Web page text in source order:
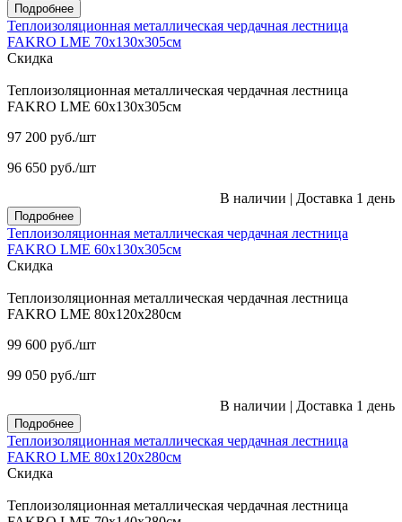
Подробнее
Теплоизоляционная металлическая чердачная лестница
FAKRO LME 70х130х305см
Скидка
Теплоизоляционная металлическая чердачная лестница
FAKRO LME 60х130х305см
97 200 руб./шт
96 650 руб./шт
В наличии | Доставка 1 день
Подробнее
Теплоизоляционная металлическая чердачная лестница
FAKRO LME 60х130х305см
Скидка
Теплоизоляционная металлическая чердачная лестница
FAKRO LME 80х120х280см
99 600 руб./шт
99 050 руб./шт
В наличии | Доставка 1 день
Подробнее
Теплоизоляционная металлическая чердачная лестница
FAKRO LME 80х120х280см
Скидка
Теплоизоляционная металлическая чердачная лестница